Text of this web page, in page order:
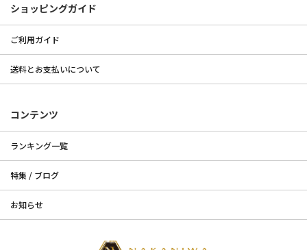
ショッピングガイド
ご利用ガイド
送料とお支払いについて
コンテンツ
ランキング一覧
特集 / ブログ
お知らせ